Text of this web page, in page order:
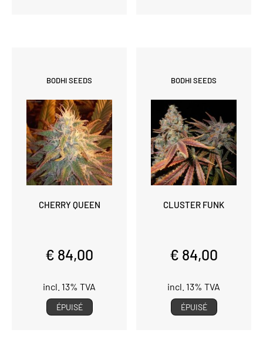
BODHI SEEDS
CHERRY QUEEN
€ 84,00
incl. 13% TVA
ÉPUISÉ
BODHI SEEDS
CLUSTER FUNK
€ 84,00
incl. 13% TVA
ÉPUISÉ